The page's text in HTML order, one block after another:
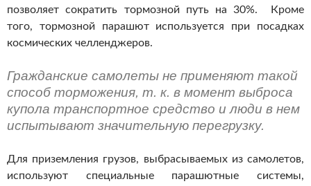
позволяет сократить тормозной путь на 30%. Кроме
того, тормозной парашют используется при посадках
космических челленджеров.
Гражданские самолеты не применяют такой
способ торможения, т. к. в момент выброса
купола транспортное средство и люди в нем
испытывают значительную перегрузку.
Для приземления грузов, выбрасываемых из самолетов,
используют специальные парашютные системы,